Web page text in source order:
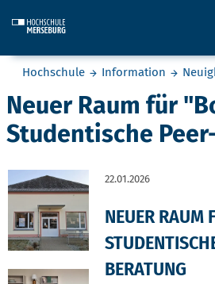
Sie befinden sich hier:
Hochschule Information
Neuer Raum für
Studentische
22.01.2026
NEUER RAUM
BERATUNG